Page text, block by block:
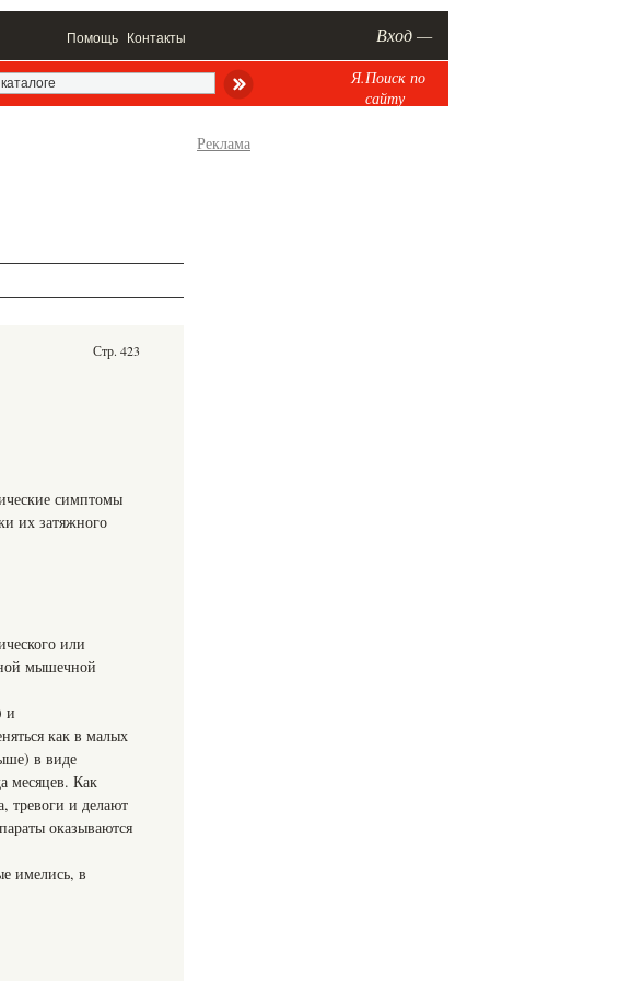
Помощь Контакты Вход —
Я.Поиск по
сайту
Стр. 423
симптомы
их затяжного
или
мышечной
и
как в малых
в виде
месяцев. Как
тревоги и делают
оказываются
имелись, в
Реклама